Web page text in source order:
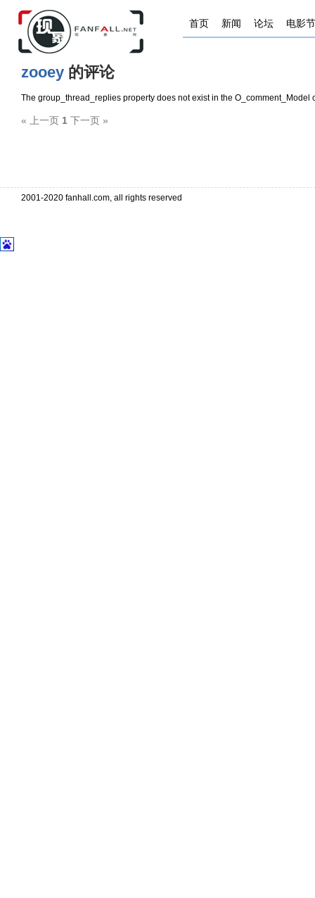
首页 新闻 论坛 电影节
zooey 的评论
The group_thread_replies property does not exist in the O_comment_Model
« 上一页 1 下一页 »
2001-2020 fanhall.com, all rights reserved